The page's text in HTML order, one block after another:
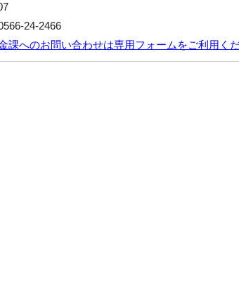
24-2466
課へのお問い合わせは専用フォームをご利用く